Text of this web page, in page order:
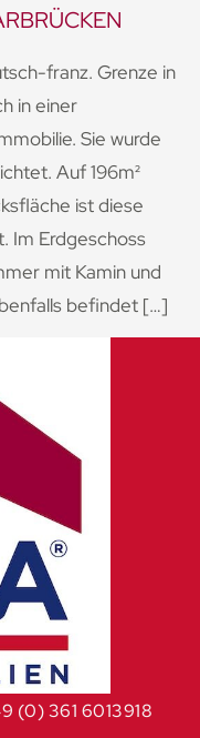
franz. Grenze in
in einer
Sie wurde
Auf 196m²
ist diese
Im Erdgeschoss
mit Kamin und
befindet […]
(0) 361 6013918